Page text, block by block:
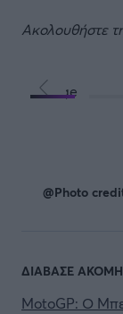
Ακολουθήστε
@Photo
ΔΙΑΒΑΣΕ
MotoGP: Ο